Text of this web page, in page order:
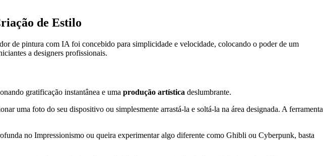
de Estilo
de pintura com IA foi concebido para simplicidade e velocidade, colocando o poder de um
a designers profissionais.
gratificação instantânea e uma produção artística deslumbrante.
uma foto do seu dispositivo ou simplesmente arrastá-la e soltá-la na área designada. A ferramenta
no Impressionismo ou queira experimentar algo diferente como Ghibli ou Cyberpunk, basta